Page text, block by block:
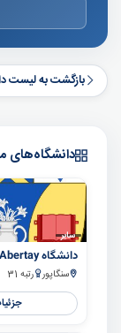
بازگشت به لیست
دانشگاه‌های
سایر
دانشگاه Abertay
سنگاپور رتبه 31